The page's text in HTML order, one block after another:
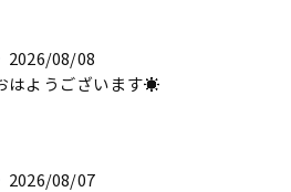
2026/08/08
はようございます☀
2026/08/07